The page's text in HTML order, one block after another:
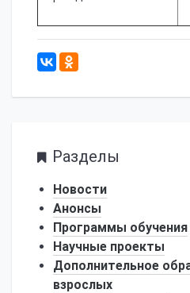
Разделы
Новости
Анонсы
Программы обучения
Научные проекты
Дополнительное
взрослых